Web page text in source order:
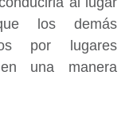
los demás
por lugares
una manera